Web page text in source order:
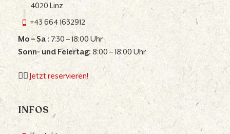
4020 Linz
+43 664 1632912
Mo – Sa : 7:30 – 18:00 Uhr
Sonn- und Feiertag:8:00 – 18:00 Uhr
👉🏼Jetzt reservieren!
INFOS